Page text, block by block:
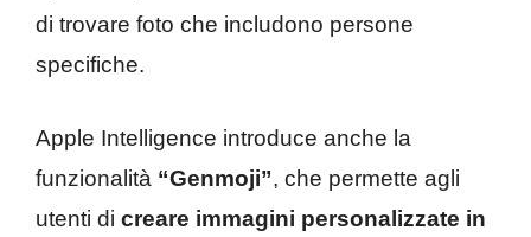
di trovare foto che includono persone
specifiche.
Apple Intelligence introduce anche la
funzionalità “Genmoji”, che permette agli
utenti di creare immagini personalizzate in